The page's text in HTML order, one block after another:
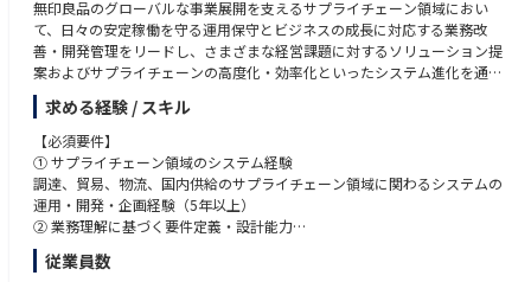
攻めによる価値創出と守りによる信頼確立をグローバルで実現するための
仲間を募集しています。
■会社案内（2025-2026年）
https://www.ryohin-keikaku.jp/pdf/corporate/overview/2025-2026_jp.p
df
無印良品のグローバルな事業展開を支えるサプライチェーン領域におい
て、日々の安定稼働を守る運用保守とビジネスの成長に対応する業務改
善・開発管理をリードし、さまざまな経営課題に対するソリューション提
案およびサプライチェーンの高度化・効率化といったシステム進化を通じ
て事業へ直接貢献していくことをミッションとしています。
■仕事内容
商品企画計画・生産管理・貿易・物流・国内供給と広範なバリューチェー
ンに対するプロジェクトの中から企画開発・運用保守の中核メンバーとし
て携わっていただきます。
・サプライチェーン関連システムの維持運用・運用改善
求める経験 / スキル
【必須要件】
① サプライチェーン領域のシステム経験
調達、貿易、物流、国内供給のサプライチェーン領域に関わるシステムの
運用・開発・企画経験（5年以上）
② 業務理解に基づく要件定義・設計能力
業務フローを理解した上で、業務課題の整理から要件定義・仕様調整・設
計判断まで主体的に推進した経験
従業員数